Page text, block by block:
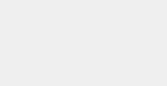
作节奏。
好感度
求需要从三个方面入手：